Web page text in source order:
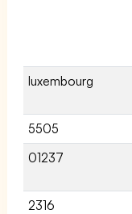
luxembourg
5505
01237
2316